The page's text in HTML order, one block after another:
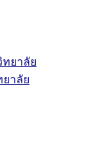
ยาลัย
าลัย